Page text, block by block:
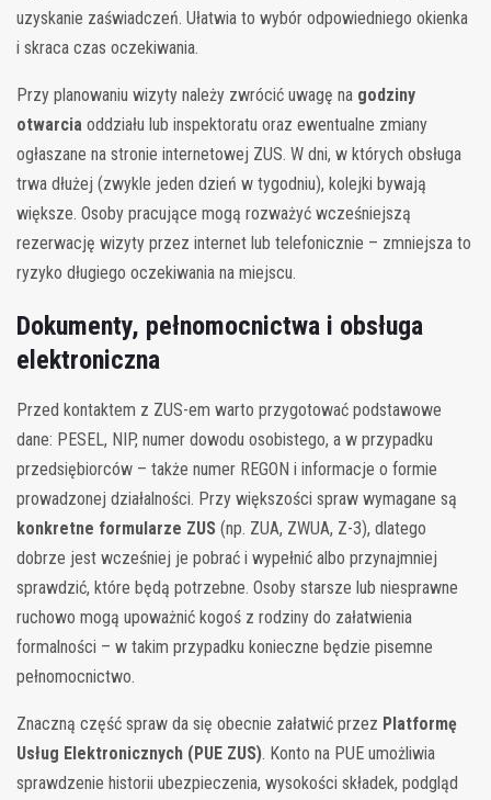
uzyskanie zaświadczeń. Ułatwia to wybór odpowiedniego okienka
i skraca czas oczekiwania.
Przy planowaniu wizyty należy zwrócić uwagę na godziny
otwarcia oddziału lub inspektoratu oraz ewentualne zmiany
ogłaszane na stronie internetowej ZUS. W dni, w których obsługa
trwa dłużej (zwykle jeden dzień w tygodniu), kolejki bywają
większe. Osoby pracujące mogą rozważyć wcześniejszą
rezerwację wizyty przez internet lub telefonicznie – zmniejsza to
ryzyko długiego oczekiwania na miejscu.
Dokumenty, pełnomocnictwa i obsługa
elektroniczna
Przed kontaktem z ZUS-em warto przygotować podstawowe
dane: PESEL, NIP, numer dowodu osobistego, a w przypadku
przedsiębiorców – także numer REGON i informacje o formie
prowadzonej działalności. Przy większości spraw wymagane są
konkretne formularze ZUS (np. ZUA, ZWUA, Z-3), dlatego
dobrze jest wcześniej je pobrać i wypełnić albo przynajmniej
sprawdzić, które będą potrzebne. Osoby starsze lub niesprawne
ruchowo mogą upoważnić kogoś z rodziny do załatwienia
formalności – w takim przypadku konieczne będzie pisemne
pełnomocnictwo.
Znaczną część spraw da się obecnie załatwić przez Platformę
Usług Elektronicznych (PUE ZUS). Konto na PUE umożliwia
sprawdzenie historii ubezpieczenia, wysokości składek, podgląd